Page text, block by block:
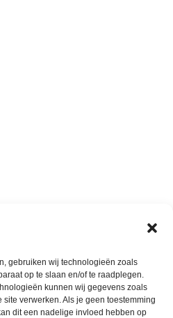
gebruiken wij technologieën zoals
op te slaan en/of te raadplegen.
kunnen wij gegevens zoals
verwerken. Als je geen toestemming
dit een nadelige invloed hebben op